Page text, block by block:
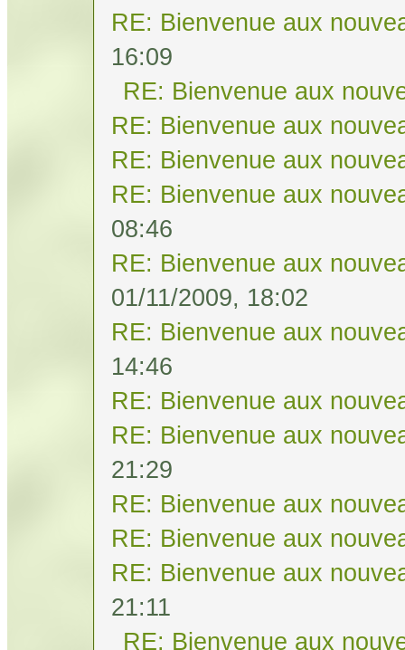
RE: Bienvenue aux
16:09
RE: Bienvenue aux
RE: Bienvenue aux
RE: Bienvenue aux
RE: Bienvenue aux
08:46
RE: Bienvenue aux
01/11/2009, 18:02
RE: Bienvenue aux
14:46
RE: Bienvenue aux
RE: Bienvenue aux
21:29
RE: Bienvenue aux
RE: Bienvenue aux
RE: Bienvenue aux
21:11
RE: Bienvenue aux